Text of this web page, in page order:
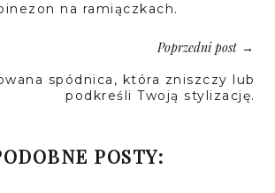
na ramiączkach.
Poprzedni post→
spódnica, która zniszczy lub
podkreśli Twoją stylizację.
POSTY: